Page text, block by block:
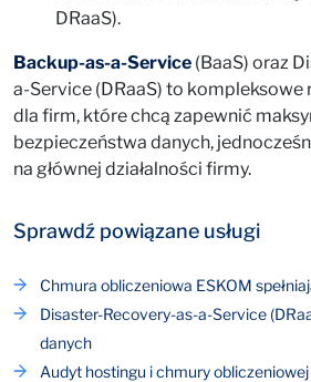
DRaaS).
Backup-as-a-Service (BaaS) oraz
a-Service (DRaaS) to kompleksowe
dla firm, które chcą zapewnić
bezpieczeństwa danych,
na głównej działalności firmy.
Sprawdź powiązane usługi
Chmura obliczeniowa ESKOM
Disaster-Recovery-as-a-Service
danych
Audyt hostingu i chmury obliczeniowej